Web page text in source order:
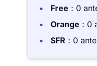
Free : 0
Orange : 0
SFR : 0